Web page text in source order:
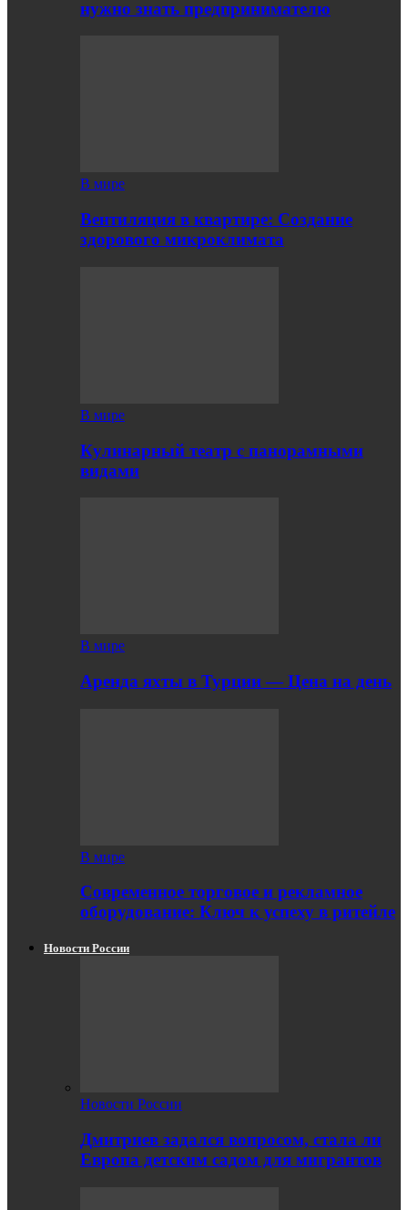
нужно знать предпринимателю
В мире
Вентиляция в квартире: Создание
здорового микроклимата
В мире
Кулинарный театр с панорамными
видами
В мире
Аренда яхты в Турции — Цена на день
В мире
Современное торговое и рекламное
оборудование: Ключ к успеху в ритейле
Новости России
Новости России
Дмитриев задался вопросом, стала ли
Европа детским садом для мигрантов